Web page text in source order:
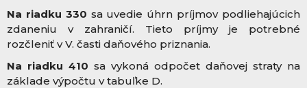
Na riadku 330 sa uvedie úhrn príjmov podliehajúcich
zdaneniu v zahraničí. Tieto príjmy je potrebné
rozčleniť v V. časti daňového priznania.
Na riadku 410 sa vykoná odpočet daňovej straty na
základe výpočtu v tabuľke D.